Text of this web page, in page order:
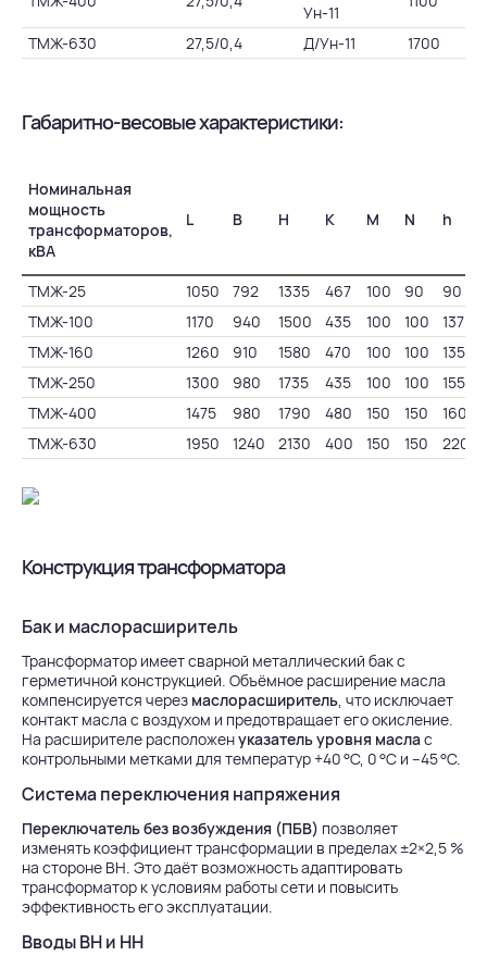
Ун-11
ТМЖ-630 27,5/0,4 Д/Ун-11 1700
Габаритно-весовые характеристики:
Номинальная
мощность
трансформаторов,
кВА
L B H K M N h
ТМЖ-25 1050 792 1335 467 100 90 90
ТМЖ-100
1170 940 1500 435 100 100 137
ТМЖ-160
1260 910 1580 470 100 100 135
ТМЖ-250
1300 980 1735 435 100 100 155
ТМЖ-400
1475 980 1790 480 150 150 160
ТМЖ-630
1950 1240 2130 400 150 150 220
Конструкция трансформатора
Бак и маслорасширитель
Трансформатор имеет сварной металлический бак с
герметичной конструкцией. Объёмное расширение масла
компенсируется через маслорасширитель, что исключает
контакт масла с воздухом и предотвращает его окисление.
На расширителе расположенуказатель уровня маслас
контрольными метками для температур +40 °C, 0 °C и –45 °C.
Система переключения напряжения
Переключатель без возбуждения (ПБВ) позволяет
изменять коэффициент трансформации в пределах ±2×2,5 %
на стороне ВН. Это даёт возможность адаптировать
трансформатор к условиям работы сети и повысить
эффективность его эксплуатации.
Вводы ВН и НН